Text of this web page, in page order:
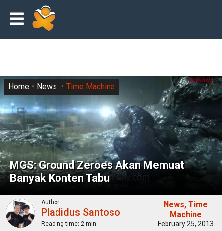
MGS: Ground Zeroes Akan Memuat
Banyak Konten Tabu
Home News Time Machine
Author
Pladidus Santoso
Reading time: 2 min
News Time
Machine
February 25, 2013